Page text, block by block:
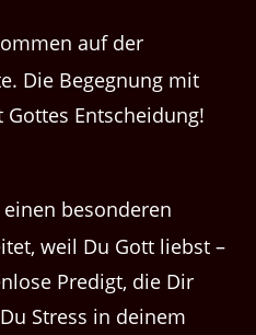
auf der
Die Begegnung mit
Entscheidung!
besonderen
weil Du Gott liebst –
Predigt, die Dir
Stress in deinem